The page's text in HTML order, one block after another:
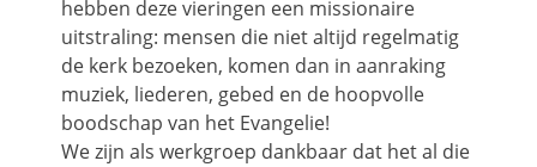
hebben deze vieringen een missionaire
uitstraling: mensen die niet altijd regelmatig
de kerk bezoeken, komen dan in aanraking
muziek, liederen, gebed en de hoopvolle
boodschap van het Evangelie!
We zijn als werkgroep dankbaar dat het al die